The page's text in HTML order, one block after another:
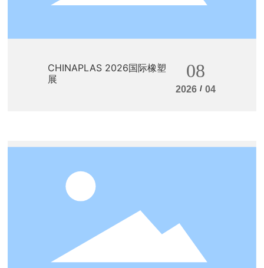
CHINAPLAS 2026国际橡塑
展
08
2026 / 04